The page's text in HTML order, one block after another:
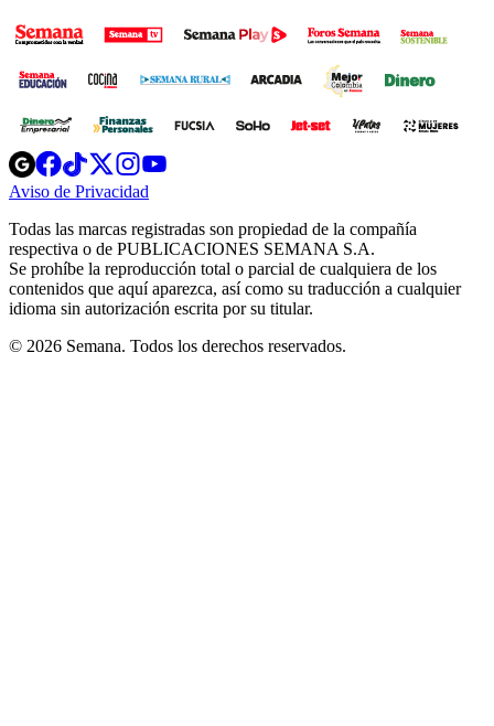
Opens
in
new
Opens
in
new
Opens
in
new
window
Opens
new
windowwindow
Aviso de Privacidad
new
window
Todas las marcas registradas son propiedad de la compañía
respectiva o de PUBLICACIONES SEMANA S.A.
Se prohíbe la reproducción total o parcial de cualquiera de los
contenidos que aquí aparezca, así como su traducción a cualquier
idioma sin autorización escrita por su titular.
© 2026 Semana. Todos los derechos reservados.